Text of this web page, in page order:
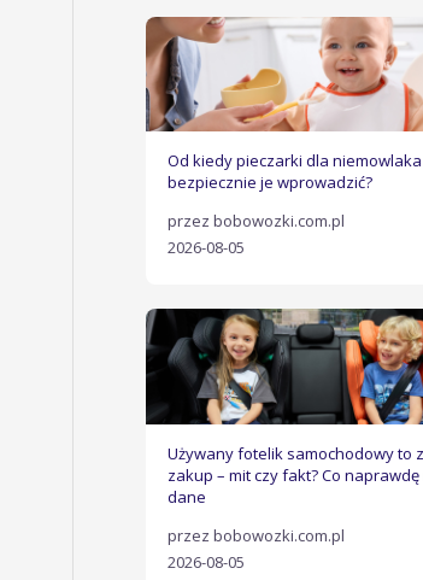
Od kiedy pieczarki dla
bezpiecznie je wprowadzić?
przez bobowozki.com.pl
2026-08-05
Używany fotelik samochodowy to
zakup – mit czy fakt? Co
dane
przez bobowozki.com.pl
2026-08-05